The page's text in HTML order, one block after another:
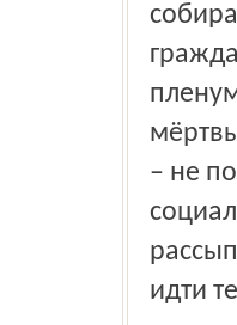
– не
идти